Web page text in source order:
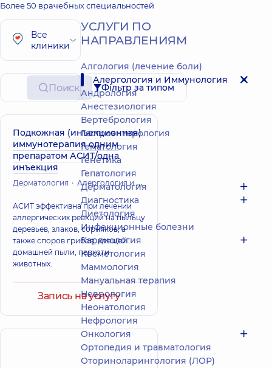
Более 50 врачебных специальностей
Все
клиники
Поиск Фільтр за типом
Подкожная (инъекционная)
иммунотерапия одним
препаратом АСИТ/одна
инъекция
Дерматология Алергология и Иммунология
АСИТ эффективна при лечении
аллергических реакций на пыльцу
деревьев, злаков, сорняков, а
также споров грибов, клещей
домашней пыли, перхоти
животных.
Запись на услугу
УСЛУГИ ПО
НАПРАВЛЕНИЯМ
Алгология (лечение боли)
Алергология и Иммунология
Андрология
Анестезиология
Вертебрология
Гастроэнтерология
Гематология
Генетика
Гепатология
Дерматология
Диагностика
Диетология
Инфекционные болезни
Кардиология
Косметология
Маммология
Мануальная терапия
Неврология
Неонатология
Нефрология
Онкология
Ортопедия и травматология
Оториноларингология (ЛОР)